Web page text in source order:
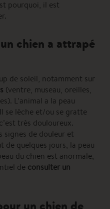
pourquoi, il est
chien a attrapé
de soleil, notamment sur
(ventre, museau, oreilles,
L’animal a la peau
se lèche et/ou se gratte
très douloureux.
signes de douleur et
quelques jours, la peau
du chien est anormale,
de consulter un